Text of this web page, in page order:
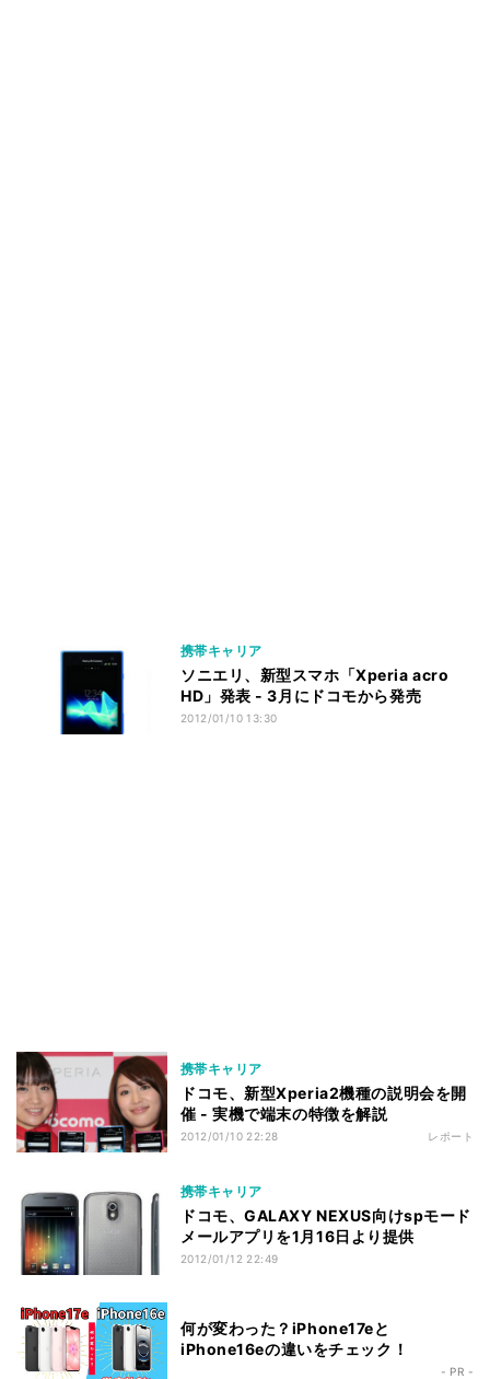
携帯キャリア
ソニエリ、新型スマホ「Xperia acro
HD」発表 - 3月にドコモから発売
2012/01/10 13:30
携帯キャリア
ドコモ、新型Xperia2機種の説明会を開
催 - 実機で端末の特徴を解説
2012/01/10 22:28 レポート
携帯キャリア
ドコモ、GALAXY NEXUS向けspモード
メールアプリを1月16日より提供
2012/01/12 22:49
何が変わった？iPhone17eと
iPhone16eの違いをチェック！
- PR -